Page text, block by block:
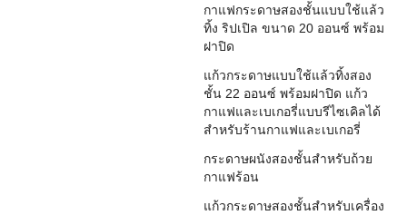
กาแฟกระดาษสองชั้นแบบใช้แล้ว
ทิ้ง ริปเปิล ขนาด 20 ออนซ์ พร้อม
ฝาปิด
แก้วกระดาษแบบใช้แล้วทิ้งสอง
ชั้น 22 ออนซ์ พร้อมฝาปิด แก้ว
กาแฟและเบเกอรี่แบบรีไซเคิลได้
สำหรับร้านกาแฟและเบเกอรี่
กระดาษผนังสองชั้นสำหรับถ้วย
กาแฟร้อน
แก้วกระดาษสองชั้นสำหรับเครื่อง